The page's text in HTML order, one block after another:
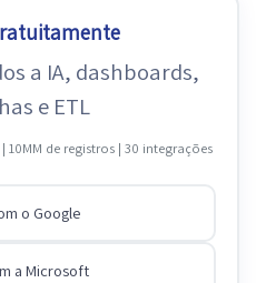
a IA, dashboards,
e ETL
10MM de registros | 30 integrações
o Google
a Microsoft